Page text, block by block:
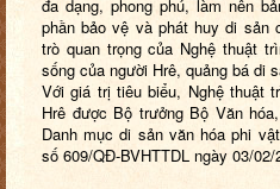
đa dạng, phong phú, làm nên
phần bảo vệ và phát huy di sản
trò quan trọng của Nghệ thuật
sống của người Hrê, quảng bá di
Với giá trị tiêu biểu, Nghệ thuật
Hrê được Bộ trưởng Bộ Văn
Danh mục di sản văn hóa phi
số 609/QĐ-BVHTTDL ngày 03/02/